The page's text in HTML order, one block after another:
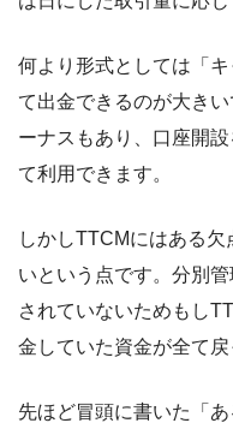
何より形式としては「
て出金できるのが大き
ーナスもあり、口座開
て利用できます。
しかしTTCMにはある
いという点です。分別
されていないためもし
金していた資金が全て戻
先ほど冒頭に書いた「